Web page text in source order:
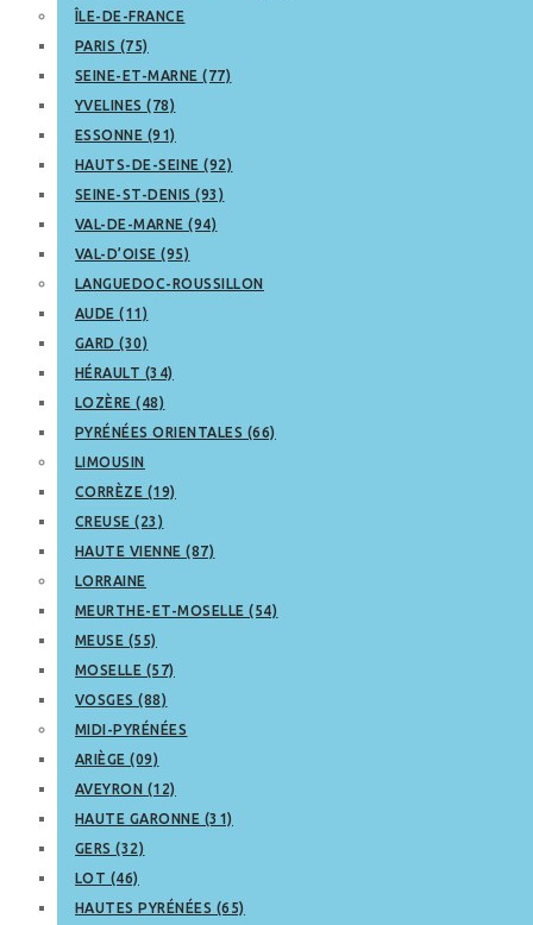
ÎLE-DE-FRANCE
PARIS (75)
SEINE-ET-MARNE (77)
YVELINES (78)
ESSONNE (91)
HAUTS-DE-SEINE (92)
SEINE-ST-DENIS (93)
VAL-DE-MARNE (94)
VAL-D’OISE (95)
LANGUEDOC-ROUSSILLON
AUDE (11)
GARD (30)
HÉRAULT (34)
LOZÈRE (48)
PYRÉNÉES ORIENTALES (66)
LIMOUSIN
CORRÈZE (19)
CREUSE (23)
HAUTE VIENNE (87)
LORRAINE
MEURTHE-ET-MOSELLE (54)
MEUSE (55)
MOSELLE (57)
VOSGES (88)
MIDI-PYRÉNÉES
ARIÈGE (09)
AVEYRON (12)
HAUTE GARONNE (31)
GERS (32)
LOT (46)
HAUTES PYRÉNÉES (65)